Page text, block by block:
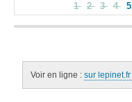
1 2 3 4 5
Voir en ligne : sur lepinet.fr